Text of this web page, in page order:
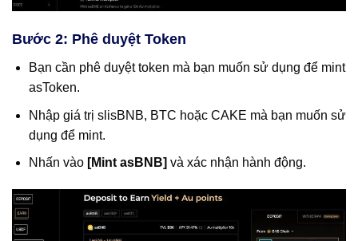
Bước 2: Phê duyệt Token
Bạn cần phê duyệt token mà bạn muốn sử dụng để mint
asToken.
Nhập giá trị slisBNB, BTC hoặc CAKE mà bạn muốn sử
dụng để mint.
Nhấn vào [Mint asBNB] và xác nhận hành động.